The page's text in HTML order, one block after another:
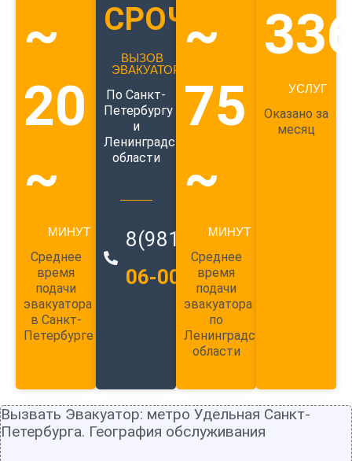
~
20
~
МИНУТ
Среднее
время
подачи
эвакуатора
в Санкт-
Петербурге
СРОЧНЫЙ
ВЫЗОВ
ЭВАКУАТОРА
По Санкт-
Петербургу
и
Ленинградской
области
8(981)
989-
06-00
~
75
~
МИНУТ
Среднее
время
подачи
эвакуатора
по
Ленинградской
области
УСЛУГ
Оказано за
месяц
Вызвать Эвакуатор: метро Удельная Санкт-
Петербурга. География обслуживания